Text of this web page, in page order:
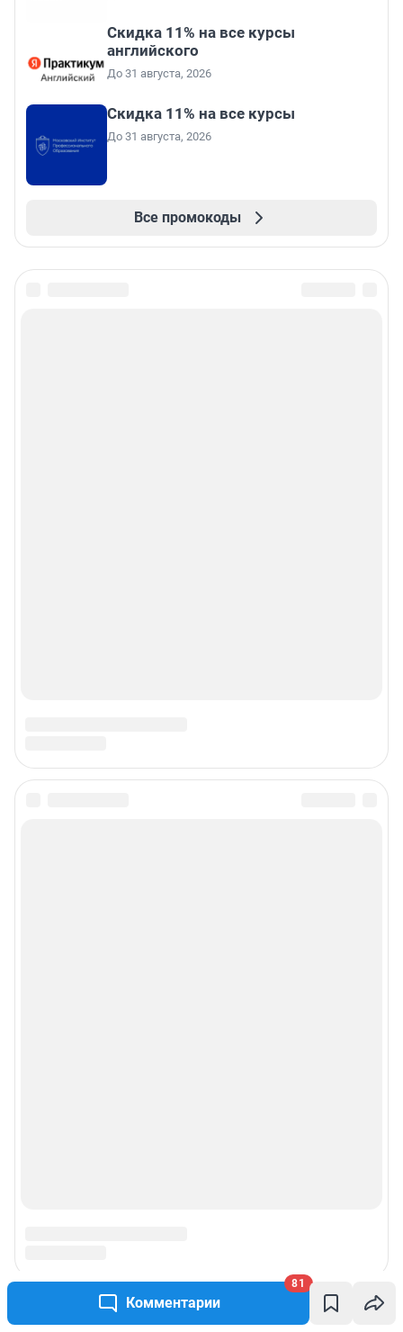
Комментарии
81
Скидка 11% на все курсы
английского
До 31 августа, 2026
Скидка 11% на все курсы
До 31 августа, 2026
Все промокоды